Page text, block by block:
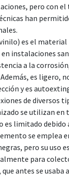
pero con
han
es el material
instalaciones
a la
es ligero,
y es
de diversos
se utilizan en
es limitado debido
se emplea
pero su uso
para
antes se usaba